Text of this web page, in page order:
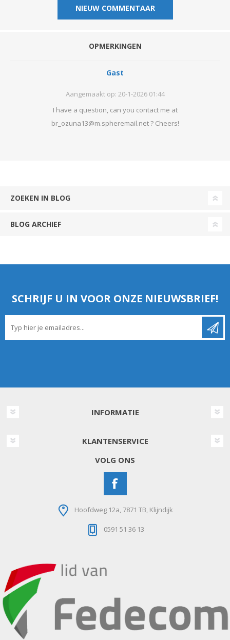
OPMERKINGEN
Gast
Aangemaakt op: 20-1-2026 01:44
I have a question, can you contact me at
br_ozuna13@m.spheremail.net ? Cheers!
ZOEKEN IN BLOG
BLOG ARCHIEF
SCHRIJF U IN VOOR ONZE NIEUWSBRIEF!
INFORMATIE
KLANTENSERVICE
VOLG ONS
Hoofdweg 12a, 7871 TB, Klijndijk
0591 51 36 13